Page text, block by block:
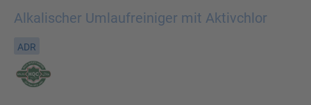
Alkalischer Umlaufreiniger mit Aktivchlor
ADR